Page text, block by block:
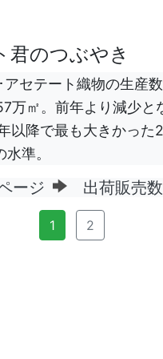
君のつぶやき
セテート織物の生産
万㎡。前年より減少と
以降で最も大きかった
準。
ージ 出荷販売
1 2